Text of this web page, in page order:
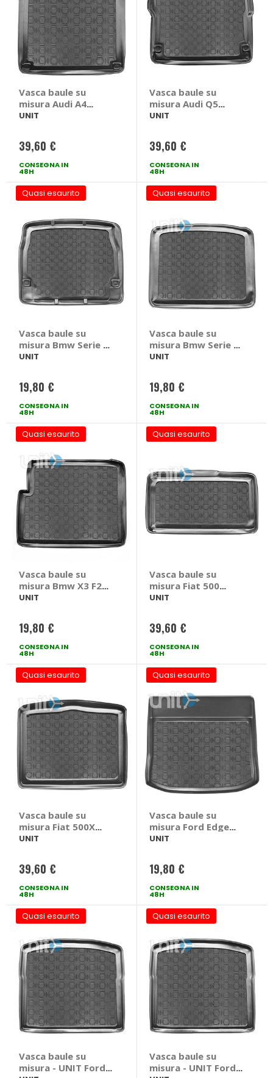
Vasca baule su
misura Audi A4
AVANT 2008>2015 -
B8
UNIT
39,60 €
CONSEGNA IN
48H
Vasca baule su
misura Audi Q5
2008>2016 - UNIT
UNIT
39,60 €
CONSEGNA IN
48H
Quasi esaurito
Vasca baule su
misura Bmw Serie 1
F20 2011> - UNIT
UNIT
19,80 €
CONSEGNA IN
48H
Quasi esaurito
Vasca baule su
misura Bmw Serie 2
F45 Active Tourer
Active Tourer 2014
> 2021
UNIT
19,80 €
CONSEGNA IN
48H
Quasi esaurito
Vasca baule su
misura Bmw X3 F25
2010>2017 - UNIT
UNIT
19,80 €
CONSEGNA IN
48H
Quasi esaurito
Vasca baule su
misura Fiat 500
2007> - UNIT Fiat
UNIT
39,60 €
CONSEGNA IN
48H
Quasi esaurito
Vasca baule su
misura Fiat 500X
2014> - UNIT Fiat
UNIT
39,60 €
CONSEGNA IN
48H
Quasi esaurito
Vasca baule su
misura Ford Edge
2016> - UNIT Ford
UNIT
19,80 €
CONSEGNA IN
48H
Quasi esaurito
Vasca baule su
misura - UNIT Ford
Quasi esaurito
Vasca baule su
misura - UNIT Ford